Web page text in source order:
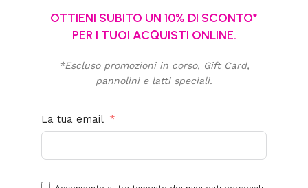
OTTIENI SUBITO UN 10% DI SCONTO*
PER I TUOI ACQUISTI ONLINE.
*Escluso promozioni in corso, Gift Card,
pannolini e latti speciali.
La tua email